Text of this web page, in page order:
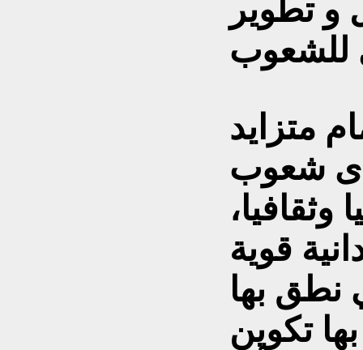
و تطوير
متزايد
شعوب
قوية
نطق بها
تكوين